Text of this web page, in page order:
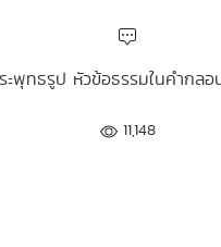
พุทธรูป หัวข้อธรรมในคำกล
11,148